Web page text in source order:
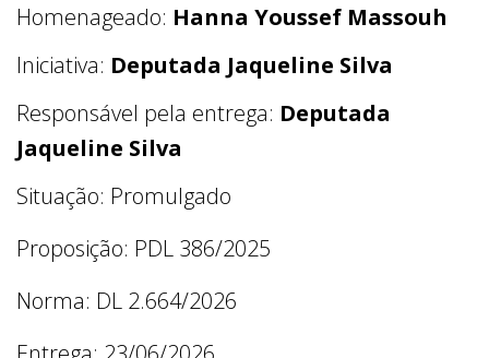
Homenageado: Hanna Youssef Massouh
Iniciativa: Deputada Jaqueline Silva
Responsável pela entrega: Deputada
Jaqueline Silva
Situação: Promulgado
Proposição: PDL 386/2025
Norma: DL 2.664/2026